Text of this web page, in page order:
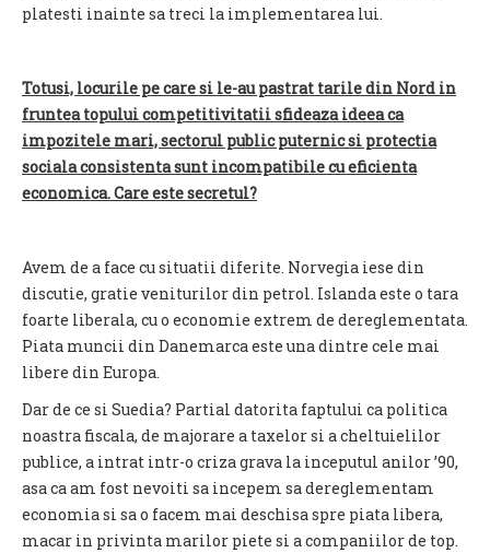
platesti inainte sa treci la implementarea lui.
Totusi, locurile pe care si le-au pastrat tarile din Nord in
fruntea topului competitivitatii sfideaza ideea ca
impozitele mari, sectorul public puternic si protectia
sociala consistenta sunt incompatibile cu eficienta
economica. Care este secretul?
Avem de a face cu situatii diferite. Norvegia iese din
discutie, gratie veniturilor din petrol. Islanda este o tara
foarte liberala, cu o economie extrem de dereglementata.
Piata muncii din Danemarca este una dintre cele mai
libere din Europa.
Dar de ce si Suedia? Partial datorita faptului ca politica
noastra fiscala, de majorare a taxelor si a cheltuielilor
publice, a intrat intr-o criza grava la inceputul anilor ’90,
asa ca am fost nevoiti sa incepem sa dereglementam
economia si sa o facem mai deschisa spre piata libera,
macar in privinta marilor piete si a companiilor de top.